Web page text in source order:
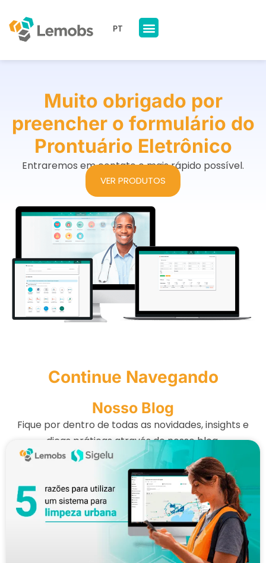
PT
Muito obrigado por
preencher o formulário do
Prontuário Eletrônico
Entraremos em contato o mais rápido possível.
VER PRODUTOS
Continue Navegando
Nosso Blog
Fique por dentro de todas as novidades, insights e
dicas práticas através do nosso blog.